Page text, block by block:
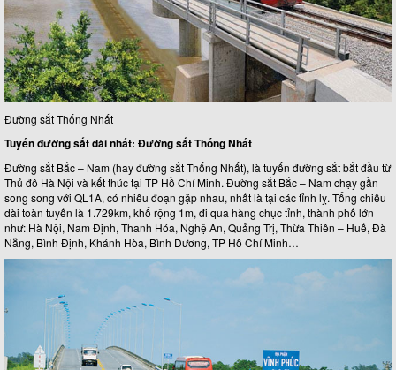
Đường sắt Thống Nhất
Tuyến đường sắt dài nhất: Đường sắt Thống Nhất
Đường sắt Bắc – Nam (hay đường sắt Thống Nhất), là tuyến đường sắt bắt đầu từ
Thủ đô Hà Nội và kết thúc tại TP Hồ Chí Minh. Đường sắt Bắc – Nam chạy gần
song song với QL1A, có nhiều đoạn gặp nhau, nhất là tại các tỉnh lỵ. Tổng chiều
dài toàn tuyến là 1.729km, khổ rộng 1m, đi qua hàng chục tỉnh, thành phố lớn
như: Hà Nội, Nam Định, Thanh Hóa, Nghệ An, Quảng Trị, Thừa Thiên – Huế, Đà
Nẵng, Bình Định, Khánh Hòa, Bình Dương, TP Hồ Chí Minh…